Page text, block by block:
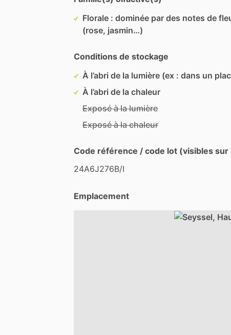
Florale : dominée par des notes de
(rose, jasmin…)
Conditions de stockage
À l’abri de la lumière (ex : dans un
À l’abri de la chaleur
Exposé à la lumière
Exposé à la chaleur
Code référence / code lot (visibles sur
24A6J276B​/​I
Emplacement